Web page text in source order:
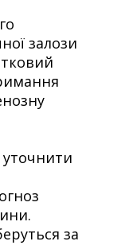
залози
за